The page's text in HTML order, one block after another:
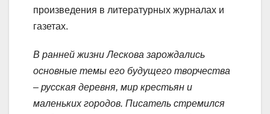
произведения в литературных журналах и
газетах.
В ранней жизни Лескова зарождались
основные темы его будущего творчества
– русская деревня, мир крестьян и
маленьких городов. Писатель стремился